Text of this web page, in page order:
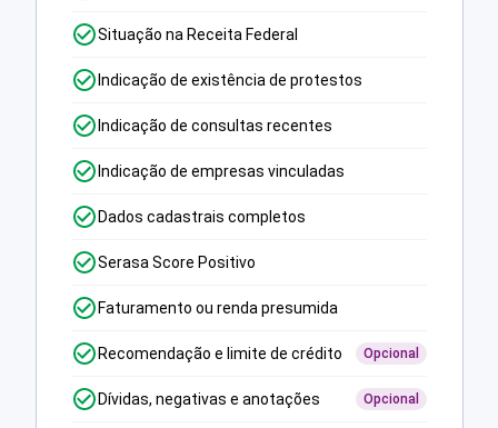
Situação na Receita Federal
Indicação de existência de protestos
Indicação de consultas recentes
Indicação de empresas vinculadas
Dados cadastrais completos
Serasa Score Positivo
Faturamento ou renda presumida
Recomendação e limite de crédito Opcional
Dívidas, negativas e anotações Opcional